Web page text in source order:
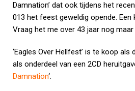
Damnation’ dat ook tijdens het
013 het feest geweldig opende. Een
Vraag het me over 43 jaar nog maar
‘Eagles Over Hellfest’ is te koop als
als onderdeel van een 2CD
Damnation‘.